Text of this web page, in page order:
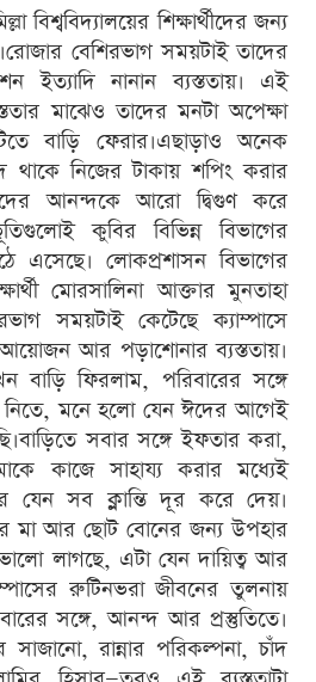
বিশ্ববিদ্যালয়ের শিক্ষার্থীদের জন্য
বেশিরভাগ সময়টাই তাদের
ইত্যাদি নানান ব্যস্ততায়। এই
মাঝেও তাদের মনটা অপেক্ষা
বাড়ি ফেরার।এছাড়াও অনেক
থাকে নিজের টাকায় শপিং করার
আনন্দকে আরো দ্বিগুণ করে
কুবির বিভিন্ন বিভাগের
এসেছে। লোকপ্রশাসন বিভাগের
মোরসালিনা আক্তার মুনতাহা
সময়টাই কেটেছে ক্যাম্পাসে
আর পড়াশোনার ব্যস্ততায়।
ফিরলাম, পরিবারের সঙ্গে
মনে হলো যেন ঈদের আগেই
সবার সঙ্গে ইফতার করা,
কাজে সাহায্য করার মধ্যেই
যেন সব ক্লান্তি দূর করে দেয়।
মা আর ছোট বোনের জন্য উপহার
লাগছে, এটা যেন দায়িত্ব আর
রুটিনভরা জীবনের তুলনায়
সঙ্গে, আনন্দ আর প্রস্তুতিতে।
রান্নার পরিকল্পনা, চাঁদ